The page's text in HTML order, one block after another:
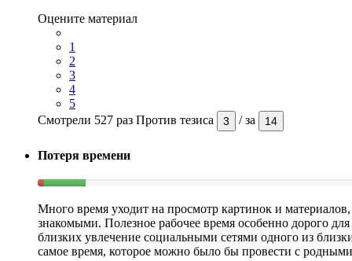
Оцените материал
1
2
3
4
5
Смотрели 527 раз Против тезиса 3 /за 14
Потеря времени
Много время уходит на просмотр картинок и
знакомыми. Полезное рабочее время особенно дорого
близких увлечение социальными сетями одного из
самое время, которое можно было бы провести с